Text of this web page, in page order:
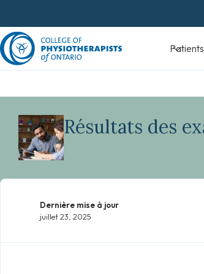
content
Résultats des
Dernière mise à jour
juillet 23, 2025